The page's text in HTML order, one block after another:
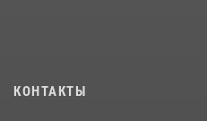
20 июля 2026, 10:54
КОНТАКТЫ